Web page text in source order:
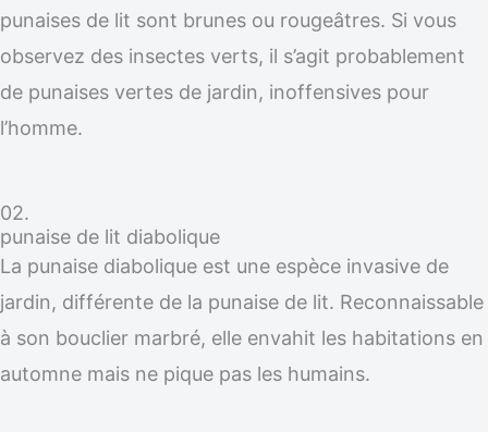
punaises de lit sont brunes ou rougeâtres. Si vous
observez des insectes verts, il s’agit probablement
de punaises vertes de jardin, inoffensives pour
l’homme.
02.
punaise de lit diabolique
La punaise diabolique est une espèce invasive de
jardin, différente de la punaise de lit. Reconnaissable
à son bouclier marbré, elle envahit les habitations en
automne mais ne pique pas les humains.